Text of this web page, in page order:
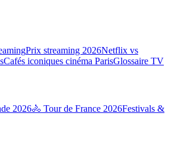
Prix streaming 2026Netflix vs
Cafés iconiques cinéma ParisGlossaire TV
2026🚴 Tour de France 2026Festivals &